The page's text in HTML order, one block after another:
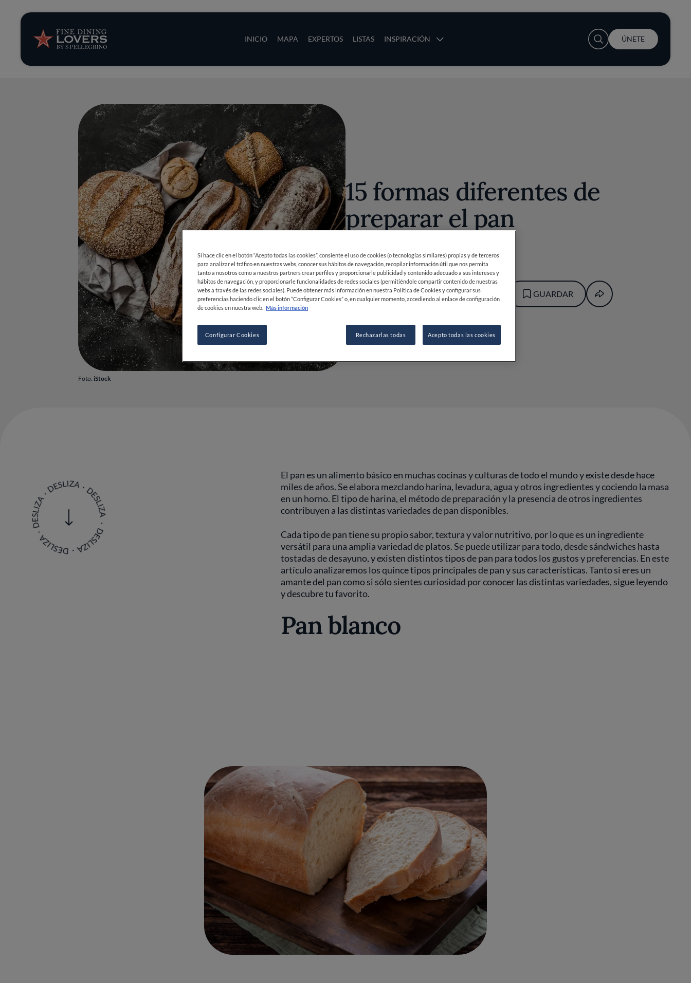
INICIO MAPA EXPERTOS LISTAS INSPIRACIÓN
Opinión y noticias
Recetas
Consejos y trucos
Series
User account menu
ÚNETE
Foto: iStock
15 formas diferentes de
preparar el pan
PORFINE DINING LOVERS
REDACCIÓN
GUARDAR
El pan es un alimento básico en muchas cocinas y culturas de todo el mundo y existe desde hace
miles de años. Se elabora mezclando harina, levadura, agua y otros ingredientes y cociendo la masa
en un horno. El tipo de harina, el método de preparación y la presencia de otros ingredientes
contribuyen a las distintas variedades de pan disponibles.
Cada tipo de pan tiene su propio sabor, textura y valor nutritivo, por lo que es un ingrediente
versátil para una amplia variedad de platos. Se puede utilizar para todo, desde sándwiches hasta
tostadas de desayuno, y existen distintos tipos de pan para todos los gustos y preferencias. En este
artículo analizaremos los quince tipos principales de pan y sus características. Tanto si eres un
amante del pan como si sólo sientes curiosidad por conocer las distintas variedades, sigue leyendo
y descubre tu favorito.
Pan blanco
Si hace clic en el botón “Acepto todas las cookies”, consiente el uso de cookies (o tecnologías similares) propias y de terceros
para analizar el tráfico en nuestras webs, conocer sus hábitos de navegación, recopilar información útil que nos permita
tanto a nosotros como a nuestros partners crear perfiles y proporcionarle publicidad y contenido adecuado a sus intereses y
hábitos de navegación, y proporcionarle funcionalidades de redes sociales (permitiéndole compartir contenido de nuestras
webs a través de las redes sociales). Puede obtener más información en nuestra Política de Cookies y configurar sus
preferencias haciendo clic en el botón “Configurar Cookies” o, en cualquier momento, accediendo al enlace de configuración
de cookies en nuestra web. Más información
Configurar Cookies Rechazarlas todas Acepto todas las cookies